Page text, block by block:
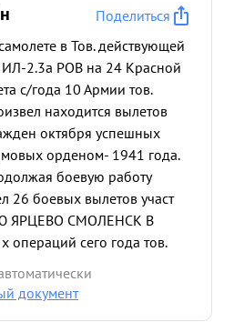
Поделиться
в Тов. действующей
2.3а РОВ на 24 Красной
с/года 10 Армии тов.
находится вылетов
октября успешных
орденом- 1941 года.
боевую работу
боевых вылетов участ
ЯРЦЕВО СМОЛЕНСК В
операций сего года тов.
отличным ведущим
целом полка, любую
документ